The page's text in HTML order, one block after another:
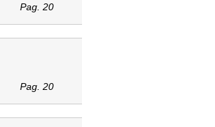
Pag. 20
Pag. 20